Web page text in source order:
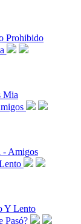
Prohibido
Mia
- Amigos
Y Lento